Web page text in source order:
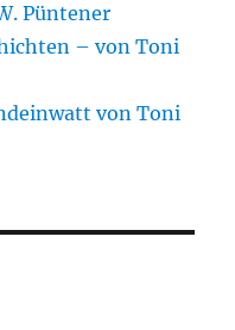
Püntener
– von Toni
von Toni